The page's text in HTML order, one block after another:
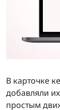
В карточке
добавляли
простым